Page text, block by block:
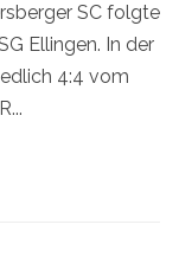
SC folgte
Ellingen. In der
4:4 vom